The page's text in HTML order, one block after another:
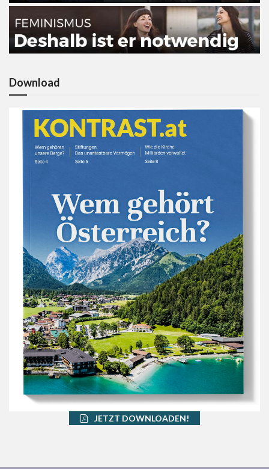
Download
JETZT DOWNLOADEN!